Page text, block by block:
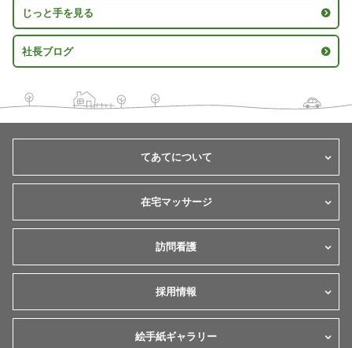
じっと手を見る
社長ブログ
てあてについて
在宅マッサージ
訪問看護
採用情報
絵手紙ギャラリー